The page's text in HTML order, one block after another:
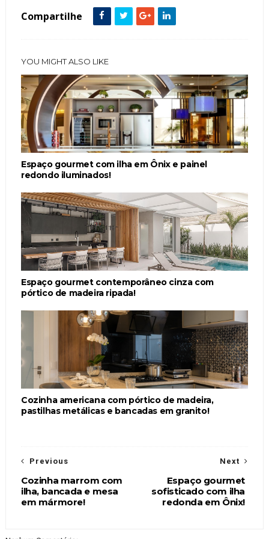
Compartilhe
YOU MIGHT ALSO LIKE
Espaço gourmet com ilha em Ônix e painel
redondo iluminados!
Espaço gourmet contemporâneo cinza com
pórtico de madeira ripada!
Cozinha americana com pórtico de madeira,
pastilhas metálicas e bancadas em granito!
Next
Espaço gourmet
sofisticado com ilha
redonda em Ônix!
Previous
Cozinha marrom com
ilha, bancada e mesa
em mármore!